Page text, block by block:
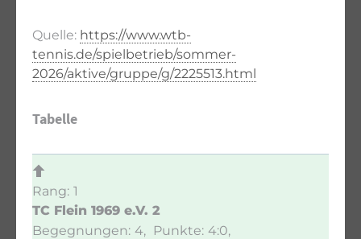
Quelle: https://www.wtb-
tennis.de/spielbetrieb/sommer-
2026/aktive/gruppe/g/2225513.html
Tabelle
1
TC Flein 1969 e.V. 2
4
4:0